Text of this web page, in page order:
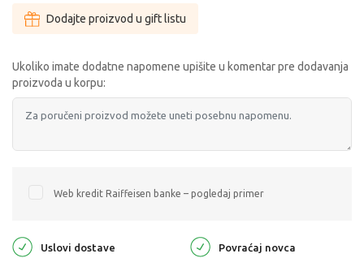
Dodajte proizvod u gift listu
Ukoliko imate dodatne napomene upišite u komentar pre dodavanja
proizvoda u korpu:
Web kredit Raiffeisen banke – pogledaj primer
Uslovi dostave Povraćaj novca